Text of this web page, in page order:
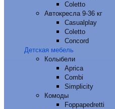
Coletto
Автокресла 9-36 кг
Casualplay
Coletto
Concord
Детская мебель
Колыбели
Aprica
Combi
Simplicity
Комоды
Foppapedretti